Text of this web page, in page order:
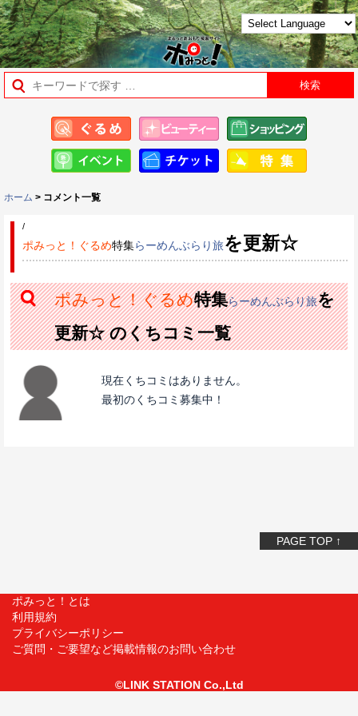
ホーム > コメント一覧
/
ポみっと！ぐるめ特集らーめんぶらり旅を更新☆
ポみっと！ぐるめ特集らーめんぶらり旅を
更新☆ のくちコミ一覧
現在くちコミはありません。
最初のくちコミ募集中！
PAGE TOP ↑
ポみっと！とは
利用規約
プライバシーポリシー
ご質問・ご要望など掲載情報のお問い合わせ
©LINK STATION Co.,Ltd